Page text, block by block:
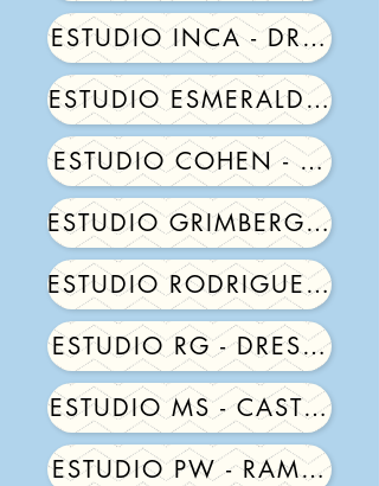
ESTUDIO INCA - DR.
ESTUDIO ESMERALDA -
ESTUDIO COHEN - DR.
ESTUDIO GRIMBERG -
ESTUDIO RODRIGUEZ -
ESTUDIO RG - DRES.
ESTUDIO MS - CASTELAR
ESTUDIO PW - RAMOS